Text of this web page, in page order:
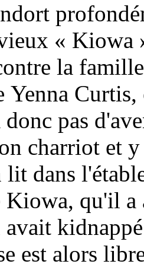
« Kiowa
la
Yenna
pas
charriot et
dans
qu'il a
est alors